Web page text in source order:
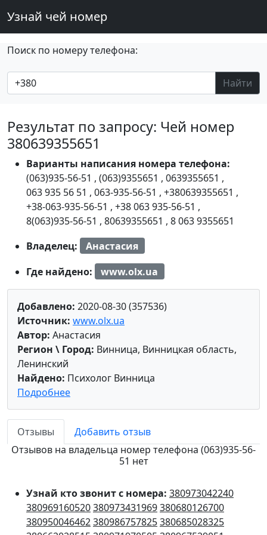
Узнай чей номер
Поиск по номеру телефона:
Найти
Результат по запросу: Чей номер
380639355651
Варианты написания номера телефона:
(063)935-56-51 , (063)9355651 , 0639355651 ,
063 935 56 51 , 063-935-56-51 , +380639355651 ,
+38-063-935-56-51 , +38 063 935-56-51 ,
8(063)935-56-51 , 80639355651 , 8 063 9355651
Владелец:
Анастасия
Где найдено:
www.olx.ua
Добавлено: 2020-08-30 (357536)
Источник: www.olx.ua
Автор: Анастасия
Регион \ Город: Винница, Винницкая область,
Ленинский
Найдено: Психолог Винница
Подробнее
Отзывы
Добавить отзыв
Отзывов на владельца номер телефона (063)935-56-
51 нет
Узнай кто звонит с номера: 380973042240
380969160520380973431969380680126700
380950046462380986757825380685028325